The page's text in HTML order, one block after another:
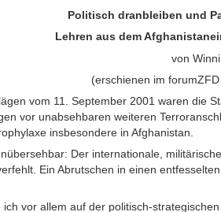
Politisch dranbleiben und
Lehren aus dem
von
(erschienen im
vom 11. September 2001 waren die
vor unabsehbaren weiteren
insbesondere in Afghanistan.
Der internationale,
Ein Abrutschen in einen
vor allem auf der politisch-